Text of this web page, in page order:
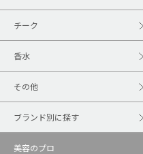
チーク
香水
その他
ブランド別に探す
美容のプロ